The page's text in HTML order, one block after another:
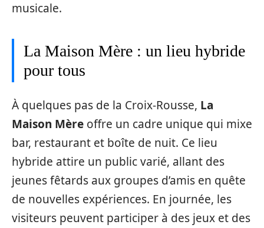
musicale.
La Maison Mère : un lieu hybride
pour tous
À quelques pas de la Croix-Rousse, La
Maison Mère offre un cadre unique qui mixe
bar, restaurant et boîte de nuit. Ce lieu
hybride attire un public varié, allant des
jeunes fêtards aux groupes d’amis en quête
de nouvelles expériences. En journée, les
visiteurs peuvent participer à des jeux et des